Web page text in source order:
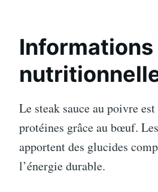
Informations
Le steak sauce au poivre
protéines grâce au bœuf.
apportent des glucides
l’énergie durable.